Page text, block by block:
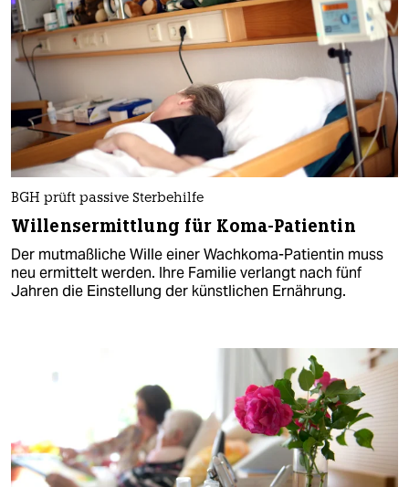
BGH prüft passive Sterbehilfe
Willensermittlung für Koma-Patientin
Der mutmaßliche Wille einer Wachkoma-Patientin muss
neu ermittelt werden. Ihre Familie verlangt nach fünf
Jahren die Einstellung der künstlichen Ernährung.